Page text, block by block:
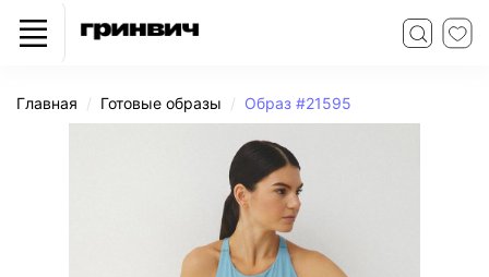
Главная Готовые образы Образ #21595